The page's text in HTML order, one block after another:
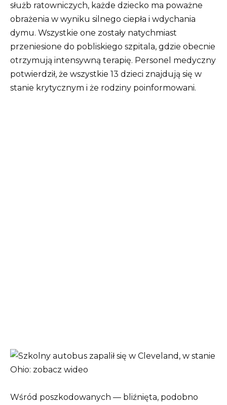
służb ratowniczych, każde dziecko ma poważne
obrażenia w wyniku silnego ciepła i wdychania
dymu. Wszystkie one zostały natychmiast
przeniesione do pobliskiego szpitala, gdzie obecnie
otrzymują intensywną terapię. Personel medyczny
potwierdził, że wszystkie 13 dzieci znajdują się w
stanie krytycznym i że rodziny poinformowani.
Wśród poszkodowanych — bliźnięta, podobno